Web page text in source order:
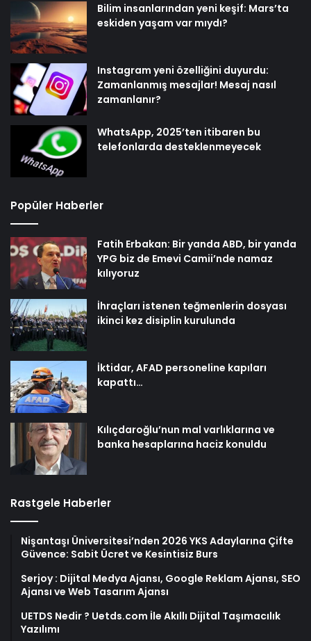
Bilim insanlarından yeni keşif: Mars’ta
eskiden yaşam var mıydı?
Instagram yeni özelliğini duyurdu:
Zamanlanmış mesajlar! Mesaj nasıl
zamanlanır?
WhatsApp, 2025’ten itibaren bu
telefonlarda desteklenmeyecek
Popüler Haberler
Fatih Erbakan: Bir yanda ABD, bir yanda
YPG biz de Emevi Camii’nde namaz
kılıyoruz
İhraçları istenen teğmenlerin dosyası
ikinci kez disiplin kurulunda
İktidar, AFAD personeline kapıları
kapattı…
Kılıçdaroğlu’nun mal varlıklarına ve
banka hesaplarına haciz konuldu
Rastgele Haberler
Nişantaşı Üniversitesi’nden 2026 YKS Adaylarına Çifte
Güvence: Sabit Ücret ve Kesintisiz Burs
Serjoy : Dijital Medya Ajansı, Google Reklam Ajansı, SEO
Ajansı ve Web Tasarım Ajansı
UETDS Nedir ? Uetds.com İle Akıllı Dijital Taşımacılık
Yazılımı